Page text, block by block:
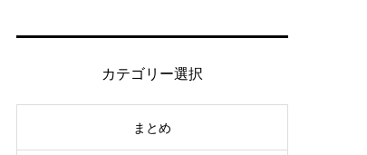
カテゴリー選択
まとめ